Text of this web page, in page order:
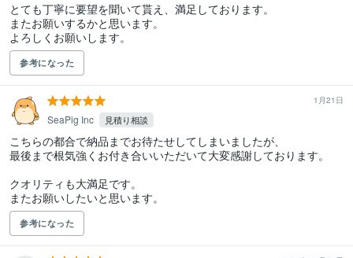
とても丁寧に要望を聞いて貰え、満足しております。
またお願いするかと思います。
よろしくお願いします。
参考になった
1月21日
SeaPig Inc 見積り相談
こちらの都合で納品までお待たせしてしまいましたが、
最後まで根気強くお付き合いいただいて大変感謝しております。
クオリティも大満足です。
またお願いしたいと思います。
参考になった